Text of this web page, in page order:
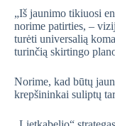
„Iš jaunimo tikiuosi
norime patirties, –
turėti universalią
turinčią skirtingo
Norime, kad būtų
krepšininkai suliptų